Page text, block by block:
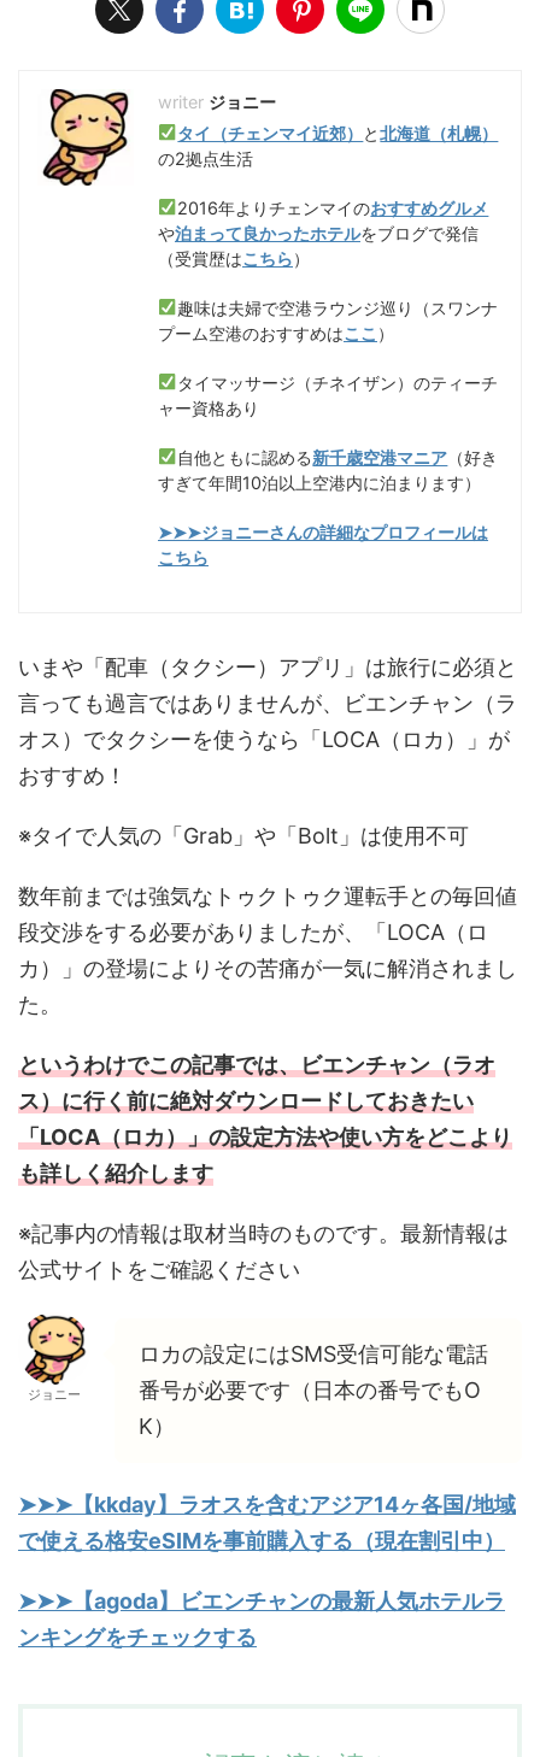
ジョニー
タイ（チェンマイ近郊） と北海道（札幌）
の2拠点生活
2016年よりチェンマイのおすすめグルメ
や泊まって良かったホテルをブログで発信
（受賞歴はこちら）
趣味は夫婦で空港ラウンジ巡り（スワンナ
プーム空港のおすすめはここ ）
タイマッサージ（チネイザン）のティーチ
ャー資格あり
自他ともに認める新千歳空港マニア （好き
すぎて年間10泊以上空港内に泊まります）
➤➤➤ジョニーさんの詳細なプロフィールは
こちら
いまや「配車（タクシー）アプリ」は旅行に必須と
言っても過言ではありませんが、ビエンチャン（ラ
オス）でタクシーを使うなら「LOCA（ロカ）」が
おすすめ！
※タイで人気の「Grab」や「Bolt」は使用不可
数年前までは強気なトゥクトゥク運転手との毎回値
段交渉をする必要がありましたが、「LOCA（ロ
カ）」の登場によりその苦痛が一気に解消されまし
た。
というわけでこの記事では、ビエンチャン（ラオ
ス）に行く前に絶対ダウンロードしておきたい
「LOCA（ロカ）」の設定方法や使い方をどこより
も詳しく紹介します
※記事内の情報は取材当時のものです。最新情報は
公式サイトをご確認ください
ジョニー
ロカの設定にはSMS受信可能な電話
番号が必要です（日本の番号でもO
K）
➤➤➤【kkday】ラオスを含むアジア14ヶ各国/地域
で使える格安eSIMを事前購入する（現在割引中）
➤➤➤【agoda】ビエンチャンの最新人気ホテルラ
ンキングをチェックする